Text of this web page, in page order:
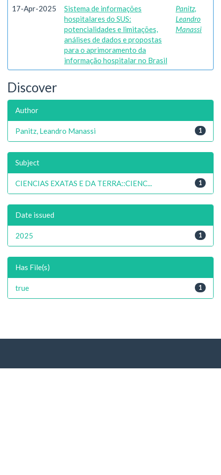
17-Apr-2025
Sistema de informações
hospitalares do SUS:
potencialidades e limitações,
análises de dados e propostas
para o aprimoramento da
informação hospitalar no Brasil
Panitz,
Leandro
Manassi
Discover
Author
1
Panitz, Leandro Manassi
Subject
1
CIENCIAS EXATAS E DA TERRA::CIENC...
Date issued
1
2025
Has File(s)
1
true